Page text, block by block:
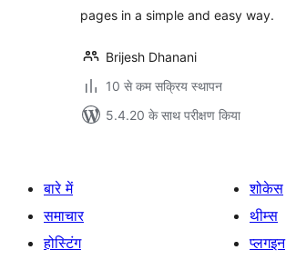
pages in a simple and easy way.
Brijesh Dhanani
10 से कम सक्रिय स्थापन
5.4.20 के साथ परीक्षण किया
बारे में
समाचार
होस्टिंग
शोकेस
थीम्स
प्लगइन